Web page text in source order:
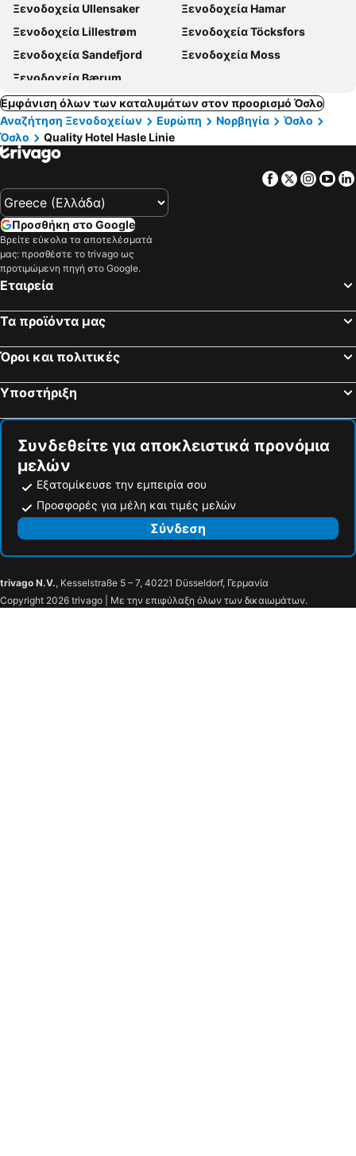
Ξενοδοχεία Ullensaker
Ξενοδοχεία Hamar
Ξενοδοχεία Lillestrøm
Ξενοδοχεία Töcksfors
Ξενοδοχεία Sandefjord
Ξενοδοχεία Moss
Ξενοδοχεία Bærum
Εμφάνιση όλων των καταλυμάτων στον προορισμό Όσλο
Αναζήτηση Ξενοδοχείων
Ευρώπη Νορβηγία
Όσλο
Όσλο
Quality Hotel Hasle Linie
Facebook
Twitter
Προσθήκη στο Google
Βρείτε εύκολα τα αποτελέσματά
μας: προσθέστε το trivago ως
προτιμώμενη πηγή στο Google.
Εταιρεία
Τα προϊόντα μας
Όροι και πολιτικές
Υποστήριξη
Συνδεθείτε για αποκλειστικά προνόμια
μελών
Εξατομίκευσε την εμπειρία σου
Προσφορές για μέλη και τιμές μελών
Σύνδεση
trivago N.V., Kesselstraße 5 – 7, 40221 Düsseldorf, Γερμανία
Copyright 2026 trivago | Με την επιφύλαξη όλων των δικαιωμάτων.